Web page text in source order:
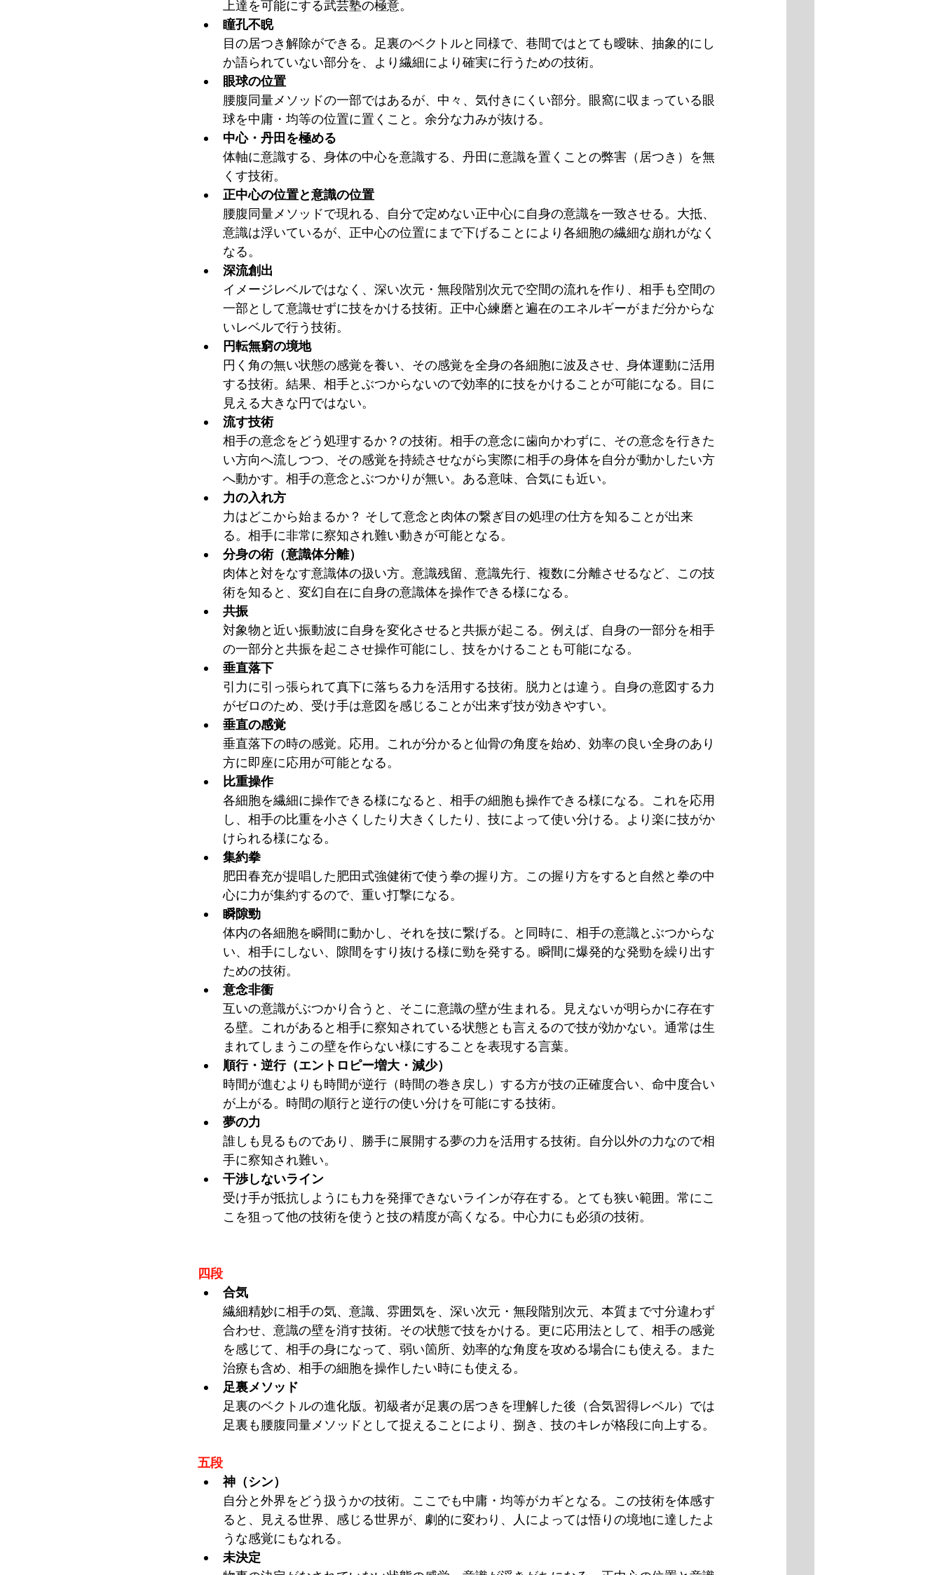
上達を可能にする武芸塾の極意。
瞳孔不睨
目の居つき解除ができる。足裏のベクトルと同様で、巷間ではとても曖昧、抽象的にし
か語られていない部分を、より繊細により確実に行うための技術。
眼球の位置
腰腹同量メソッドの一部ではあるが、中々、気付きにくい部分。眼窩に収まっている眼
球を中庸・均等の位置に置くこと。余分な力みが抜ける。
中心・丹田を極める
体軸に意識する、身体の中心を意識する、丹田に意識を置くことの弊害（居つき）を無
くす技術。
正中心の位置と意識の位置
腰腹同量メソッドで現れる、自分で定めない正中心に自身の意識を一致させる。大抵、
意識は浮いているが、正中心の位置にまで下げることにより各細胞の繊細な崩れがなく
なる。
深流創出
イメージレベルではなく、深い次元・無段階別次元で空間の流れを作り、相手も空間の
一部として意識せずに技をかける技術。正中心練磨と遍在のエネルギーがまだ分からな
いレベルで行う技術。
円転無窮の境地
円く角の無い状態の感覚を養い、その感覚を全身の各細胞に波及させ、身体運動に活用
する技術。結果、相手とぶつからないので効率的に技をかけることが可能になる。目に
見える大きな円ではない。
流す技術
相手の意念をどう処理するか？の技術。相手の意念に歯向かわずに、その意念を行きた
い方向へ流しつつ、その感覚を持続させながら実際に相手の身体を自分が動かしたい方
へ動かす。相手の意念とぶつかりが無い。ある意味、合気にも近い。
力の入れ方
力はどこから始まるか？ そして意念と肉体の繋ぎ目の処理の仕方を知ることが出来
る。相手に非常に察知され難い動きが可能となる。
分身の術（意識体分離）
肉体と対をなす意識体の扱い方。意識残留、意識先行、複数に分離させるなど、この技
術を知ると、変幻自在に自身の意識体を操作できる様になる。
共振
対象物と近い振動波に自身を変化させると共振が起こる。例えば、自身の一部分を相手
の一部分と共振を起こさせ操作可能にし、技をかけることも可能になる。
垂直落下
引力に引っ張られて真下に落ちる力を活用する技術。脱力とは違う。自身の意図する力
がゼロのため、受け手は意図を感じることが出来ず技が効きやすい。
垂直の感覚
垂直落下の時の感覚。応用。これが分かると仙骨の角度を始め、効率の良い全身のあり
方に即座に応用が可能となる。
比重操作
各細胞を繊細に操作できる様になると、相手の細胞も操作できる様になる。これを応用
し、相手の比重を小さくしたり大きくしたり、技によって使い分ける。より楽に技がか
けられる様になる。
集約拳
肥田春充が提唱した肥田式強健術で使う拳の握り方。この握り方をすると自然と拳の中
心に力が集約するので、重い打撃になる。
瞬隙勁
体内の各細胞を瞬間に動かし、それを技に繋げる。と同時に、相手の意識とぶつからな
い、相手にしない、隙間をすり抜ける様に勁を発する。瞬間に爆発的な発勁を繰り出す
ための技術。
意念非衝
互いの意識がぶつかり合うと、そこに意識の壁が生まれる。見えないが明らかに存在す
る壁。これがあると相手に察知されている状態とも言えるので技が効かない。通常は生
まれてしまうこの壁を作らない様にすることを表現する言葉。
順行・逆行（エントロピー増大・減少）
時間が進むよりも時間が逆行（時間の巻き戻し）する方が技の正確度合い、命中度合い
が上がる。時間の順行と逆行の使い分けを可能にする技術。
夢の力
誰しも見るものであり、勝手に展開する夢の力を活用する技術。自分以外の力なので相
手に察知され難い。
干渉しないライン
受け手が抵抗しようにも力を発揮できないラインが存在する。とても狭い範囲。常にこ
こを狙って他の技術を使うと技の精度が高くなる。中心力にも必須の技術。
四段
合気
繊細精妙に相手の気、意識、雰囲気を、深い次元・無段階別次元、本質まで寸分違わず
合わせ、意識の壁を消す技術。その状態で技をかける。更に応用法として、相手の感覚
を感じて、相手の身になって、弱い箇所、効率的な角度を攻める場合にも使える。また
治療も含め、相手の細胞を操作したい時にも使える。
足裏メソッド
足裏のベクトルの進化版。初級者が足裏の居つきを理解した後（合気習得レベル）では
足裏も腰腹同量メソッドとして捉えることにより、捌き、技のキレが格段に向上する。
五段
神（シン）
自分と外界をどう扱うかの技術。ここでも中庸・均等がカギとなる。この技術を体感す
ると、見える世界、感じる世界が、劇的に変わり、人によっては悟りの境地に達したよ
うな感覚にもなれる。
未決定